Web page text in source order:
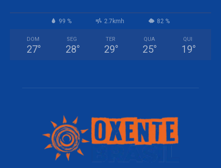
99 % 2.7kmh 82 %
DOM
27°
SEG
28°
TER
29°
QUA
25°
QUI
19°